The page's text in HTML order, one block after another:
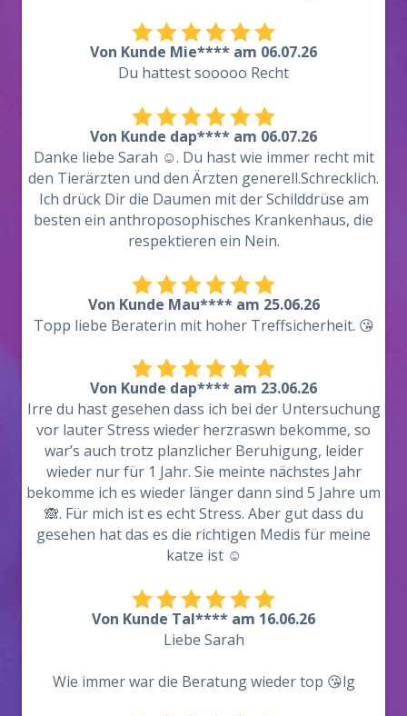
Von Kunde Mie**** am 06.07.26
Du hattest sooooo Recht
Von Kunde dap**** am 06.07.26
Danke liebe Sarah ☺️. Du hast wie immer recht mit
den Tierärzten und den Ärzten generell.Schrecklich.
Ich drück Dir die Daumen mit der Schilddrüse am
besten ein anthroposophisches Krankenhaus, die
respektieren ein Nein.
Von Kunde Mau**** am 25.06.26
Topp liebe Beraterin mit hoher Treffsicherheit. 😘
Von Kunde dap**** am 23.06.26
Irre du hast gesehen dass ich bei der Untersuchung
vor lauter Stress wieder herzraswn bekomme, so
war’s auch trotz planzlicher Beruhigung, leider
wieder nur für 1 Jahr. Sie meinte nächstes Jahr
bekomme ich es wieder länger dann sind 5 Jahre um
🙈. Für mich ist es echt Stress. Aber gut dass du
gesehen hat das es die richtigen Medis für meine
katze ist ☺️
Von Kunde Tal**** am 16.06.26
Liebe Sarah
Wie immer war die Beratung wieder top 😘lg